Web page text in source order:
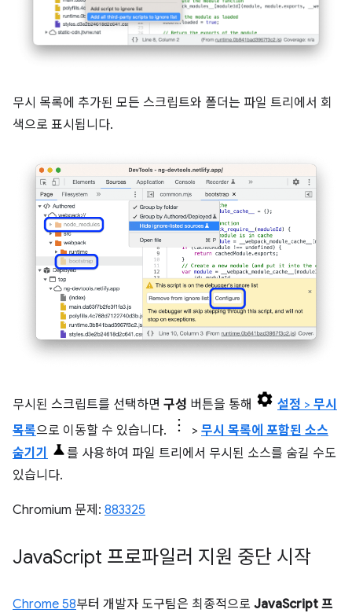
무시 목록에 추가된 모든 스크립트와 폴더는 파일 트리에서 회
색으로 표시됩니다.
무시된 스크립트를 선택하면 구성 버튼을 통해 설정 > 무시
목록으로 이동할 수 있습니다. > 무시 목록에 포함된 소스
숨기기
를 사용하여 파일 트리에서 무시된 소스를 숨길 수도
있습니다.
Chromium 문제: 883325
JavaScript 프로파일러 지원 중단 시작
Chrome 58부터 개발자 도구팀은 최종적으로 JavaScript 프